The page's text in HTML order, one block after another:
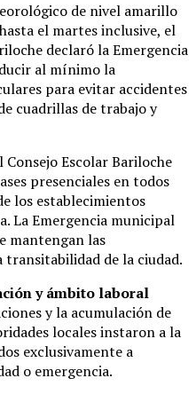
de nivel amarillo
el martes inclusive, el
declaró la Emergencia
al mínimo la
para evitar accidentes
cuadrillas de trabajo y
Escolar Bariloche
presenciales en todos
los establecimientos
La Emergencia municipal
mantengan las
transitabilidad de la ciudad.
y ámbito laboral
y la acumulación de
locales instaron a la
exclusivamente a
o emergencia.